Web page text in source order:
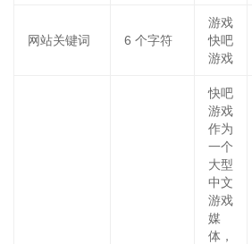
网站关键词 6 个字符
游戏
快吧
游戏
快吧
游戏
作为
一个
大型
中文
游戏
媒
体，